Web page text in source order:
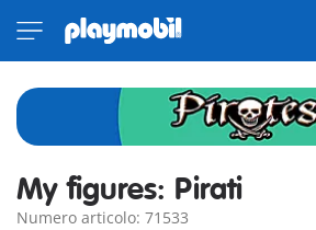
My figures: Pirati
Numero articolo: 71533